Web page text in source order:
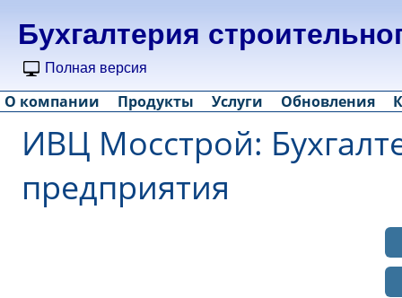
Бухгалтерия
Полная версия
О компании Продукты Услуги Обновления
ИВЦ Мосстрой:
предприятия